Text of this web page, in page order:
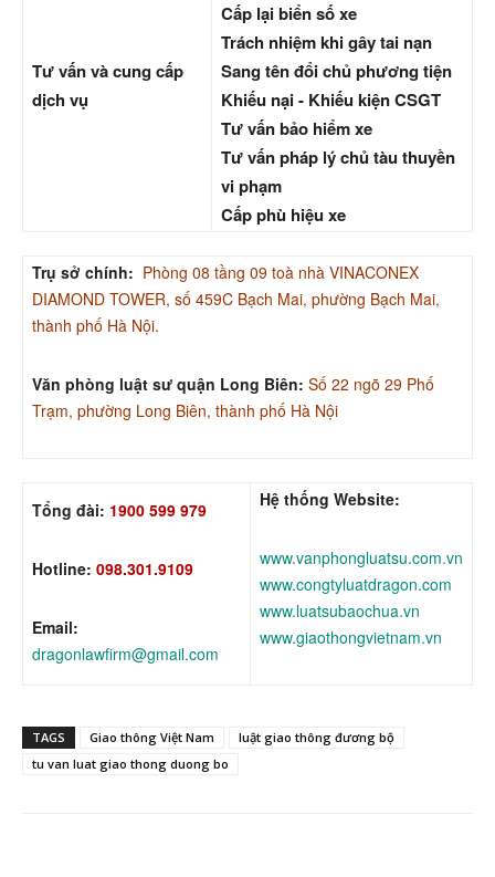
Tư vấn và cung cấp
dịch vụ
Cấp lại biển số xe
Trách nhiệm khi gây tai nạn
Sang tên đổi chủ phương tiện
Khiếu nại - Khiếu kiện CSGT
Tư vấn bảo hiểm xe
Tư vấn pháp lý chủ tàu thuyền
vi phạm
Cấp phù hiệu xe
Trụ sở chính: Phòng 08 tầng 09 toà nhà VINACONEX
DIAMOND TOWER, số 459C Bạch Mai, phường Bạch Mai,
thành phố Hà Nội.
Văn phòng luật sư quận Long Biên: Số 22 ngõ 29 Phố
Trạm, phường Long Biên, thành phố Hà Nội
Tổng đài: 1900 599 979
Hotline: 098.301.9109
Email:
dragonlawfirm@gmail.com
Hệ thống Website:
www.vanphongluatsu.com.vn
www.congtyluatdragon.com
www.luatsubaochua.vn
www.giaothongvietnam.vn
TAGS Giao thông Việt Nam
luật giao thông đương bộ
tu van luat giao thong duong bo